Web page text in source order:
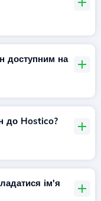
доступним на
до Hostico?
ім'я